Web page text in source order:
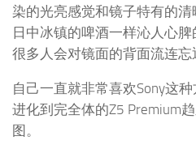
染的光亮感觉和镜子特有的
日中冰镇的啤酒一样沁人心
很多人会对镜面的背面流连忘
自己一直就非常喜欢Sony这
进化到完全体的Z5 Premium
图。